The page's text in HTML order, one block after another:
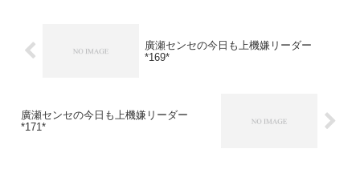
廣瀬センセの今日も上機嫌リーダー
*169*
廣瀬センセの今日も上機嫌リーダー
*171*